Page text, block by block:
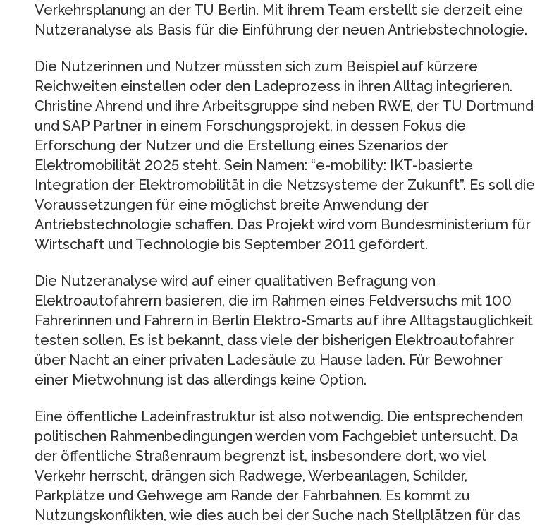
Verkehrsplanung an der TU Berlin. Mit ihrem Team erstellt sie derzeit eine
Nutzeranalyse als Basis für die Einführung der neuen Antriebstechnologie.
Die Nutzerinnen und Nutzer müssten sich zum Beispiel auf kürzere
Reichweiten einstellen oder den Ladeprozess in ihren Alltag integrieren.
Christine Ahrend und ihre Arbeitsgruppe sind neben RWE, der TU Dortmund
und SAP Partner in einem Forschungsprojekt, in dessen Fokus die
Erforschung der Nutzer und die Erstellung eines Szenarios der
Elektromobilität 2025 steht. Sein Namen: “e-mobility: IKT-basierte
Integration der Elektromobilität in die Netzsysteme der Zukunft”. Es soll die
Voraussetzungen für eine möglichst breite Anwendung der
Antriebstechnologie schaffen. Das Projekt wird vom Bundesministerium für
Wirtschaft und Technologie bis September 2011 gefördert.
Die Nutzeranalyse wird auf einer qualitativen Befragung von
Elektroautofahrern basieren, die im Rahmen eines Feldversuchs mit 100
Fahrerinnen und Fahrern in Berlin Elektro-Smarts auf ihre Alltagstauglichkeit
testen sollen. Es ist bekannt, dass viele der bisherigen Elektroautofahrer
über Nacht an einer privaten Ladesäule zu Hause laden. Für Bewohner
einer Mietwohnung ist das allerdings keine Option.
Eine öffentliche Ladeinfrastruktur ist also notwendig. Die entsprechenden
politischen Rahmenbedingungen werden vom Fachgebiet untersucht. Da
der öffentliche Straßenraum begrenzt ist, insbesondere dort, wo viel
Verkehr herrscht, drängen sich Radwege, Werbeanlagen, Schilder,
Parkplätze und Gehwege am Rande der Fahrbahnen. Es kommt zu
Nutzungskonflikten, wie dies auch bei der Suche nach Stellplätzen für das